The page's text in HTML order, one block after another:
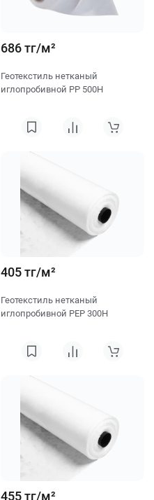
686 тг/м²
Геотекстиль нетканый
иглопробивной PP 500H
405 тг/м²
Геотекстиль нетканый
иглопробивной PEP 300H
455 тг/м²